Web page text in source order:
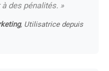
des pénalités. »
, Utilisatrice depuis